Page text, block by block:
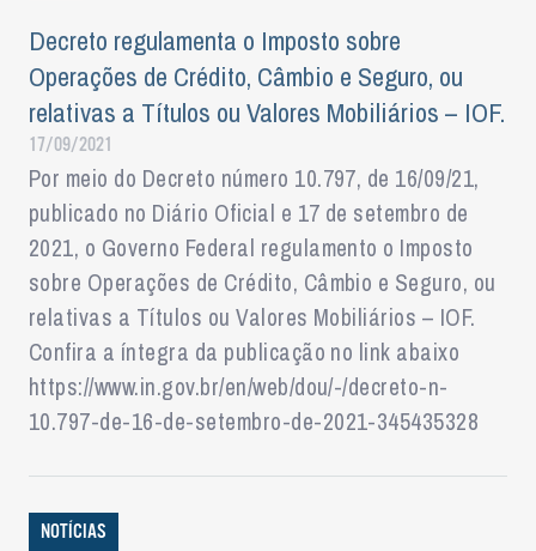
Decreto regulamenta o Imposto sobre
Operações de Crédito, Câmbio e Seguro, ou
relativas a Títulos ou Valores Mobiliários – IOF.
17/09/2021
Por meio do Decreto número 10.797, de 16/09/21,
publicado no Diário Oficial e 17 de setembro de
2021, o Governo Federal regulamento o Imposto
sobre Operações de Crédito, Câmbio e Seguro, ou
relativas a Títulos ou Valores Mobiliários – IOF.
Confira a íntegra da publicação no link abaixo
https://www.in.gov.br/en/web/dou/-/decreto-n-
10.797-de-16-de-setembro-de-2021-345435328
NOTÍCIAS